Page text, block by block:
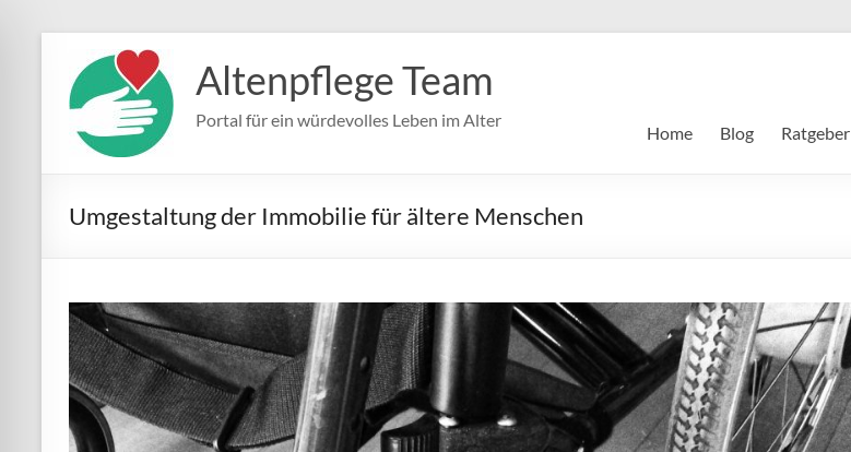
Inhalt
springen
Altenpflege Team
Portal für ein würdevolles Leben im Alter
Home Blog Ratgeber
Umgestaltung der Immobilie für ältere Menschen